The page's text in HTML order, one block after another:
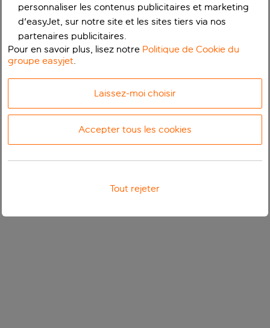
personnaliser les contenus publicitaires et marketing
d'easyJet, sur notre site et les sites tiers via nos
partenaires publicitaires.
Pour en savoir plus, lisez notre Politique de Cookie du
groupe easyjet.
Laissez-moi choisir
Accepter tous les cookies
Tout rejeter